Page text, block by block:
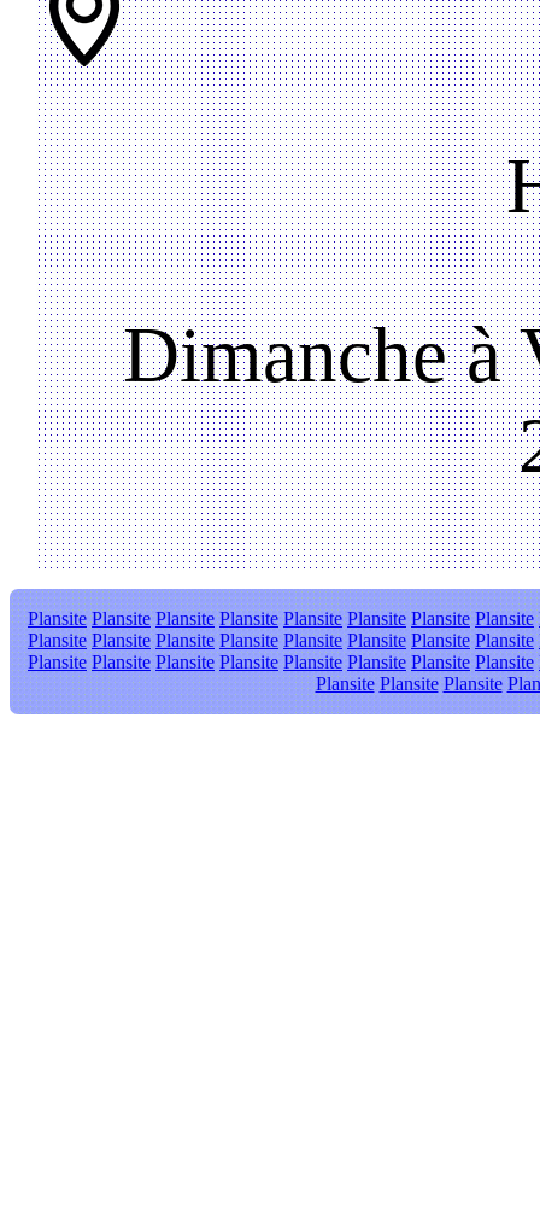
Dimanche à
Plansite Plansite Plansite Plansite Plansite Plansite Plansite Plansite
Plansite Plansite Plansite Plansite Plansite Plansite Plansite Plansite
Plansite Plansite Plansite Plansite Plansite Plansite Plansite Plansite
Plansite Plansite Plansite